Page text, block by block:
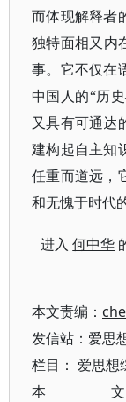
而体现解释者
独特面相又内
事。它不仅在
中国人的“历
又具有可通达
建构起自主知
任重而道远，
和无愧于时代
进入何中华
本文责编：
发信站：爱思
栏目： 爱思想
本